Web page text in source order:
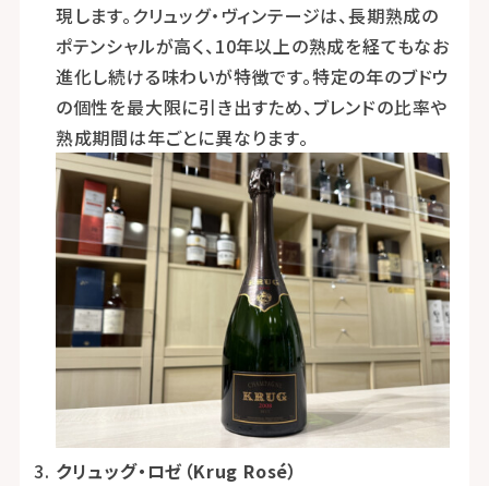
現します。クリュッグ・ヴィンテージは、長期熟成の
ポテンシャルが高く、10年以上の熟成を経てもなお
進化し続ける味わいが特徴です。特定の年のブドウ
の個性を最大限に引き出すため、ブレンドの比率や
熟成期間は年ごとに異なります。
クリュッグ・ロゼ（Krug Rosé）